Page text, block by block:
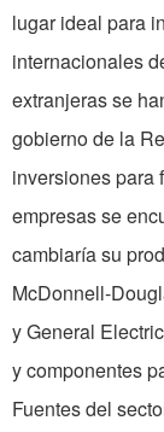
lugar ideal para
internacionales
extranjeras se
gobierno de la
inversiones para
empresas se
cambiaría su
McDonnell-
y General
y componentes
Fuentes del